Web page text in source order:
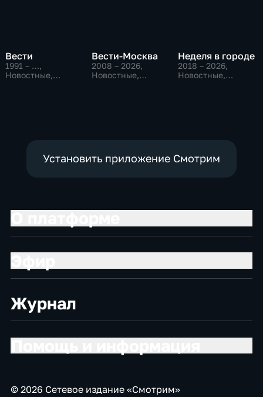
Вести
1991 – …,
Новостные,
Вести-Москва
2008 – 2026,
Новостные,
Неделя в городе
2018 – 2026,
Новостные,
Установить приложение Смотрим
Журнал
© 2026 Сетевое издание «Смотрим»